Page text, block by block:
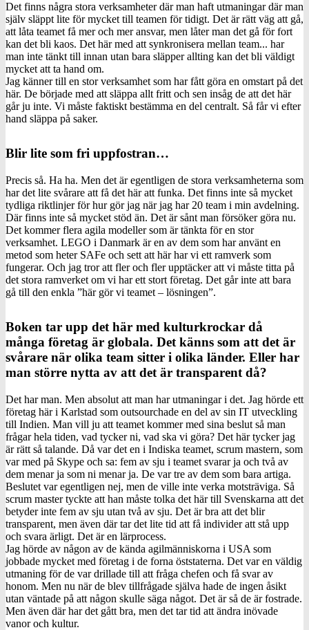
Det finns några stora verksamheter där man haft utmaningar där man
själv släppt lite för mycket till teamen för tidigt. Det är rätt väg att gå,
att låta teamet få mer och mer ansvar, men låter man det gå för fort
kan det bli kaos. Det här med att synkronisera mellan team... har
man inte tänkt till innan utan bara släpper allting kan det bli väldigt
mycket att ta hand om.
Jag känner till en stor verksamhet som har fått göra en omstart på det
här. De började med att släppa allt fritt och sen insåg de att det här
går ju inte. Vi måste faktiskt bestämma en del centralt. Så får vi efter
hand släppa på saker.
Blir lite som fri uppfostran…
Precis så. Ha ha. Men det är egentligen de stora verksamheterna som
har det lite svårare att få det här att funka. Det finns inte så mycket
tydliga riktlinjer för hur gör jag när jag har 20 team i min avdelning.
Där finns inte så mycket stöd än. Det är sånt man försöker göra nu.
Det kommer flera agila modeller som är tänkta för en stor
verksamhet. LEGO i Danmark är en av dem som har använt en
metod som heter SAFe och sett att här har vi ett ramverk som
fungerar. Och jag tror att fler och fler upptäcker att vi måste titta på
det stora ramverket om vi har ett stort företag. Det går inte att bara
gå till den enkla ”här gör vi teamet – lösningen”.
Boken tar upp det här med kulturkrockar då
många företag är globala. Det känns som att det är
svårare när olika team sitter i olika länder. Eller har
man större nytta av att det är transparent då?
Det har man. Men absolut att man har utmaningar i det. Jag hörde ett
företag här i Karlstad som outsourchade en del av sin IT utveckling
till Indien. Man vill ju att teamet kommer med sina beslut så man
frågar hela tiden, vad tycker ni, vad ska vi göra? Det här tycker jag
är rätt så talande. Då var det en i Indiska teamet, scrum mastern, som
var med på Skype och sa: fem av sju i teamet svarar ja och två av
dem menar ja som ni menar ja. De var tre av dem som bara artiga.
Beslutet var egentligen nej, men de ville inte verka motsträviga. Så
scrum master tyckte att han måste tolka det här till Svenskarna att det
betyder inte fem av sju utan två av sju. Det är bra att det blir
transparent, men även där tar det lite tid att få individer att stå upp
och svara ärligt. Det är en lärprocess.
Jag hörde av någon av de kända agilmänniskorna i USA som
jobbade mycket med företag i de forna öststaterna. Det var en väldig
utmaning för de var drillade till att fråga chefen och få svar av
honom. Men nu när de blev tillfrågade själva hade de ingen åsikt
utan väntade på att någon skulle säga något. Det är så de är fostrade.
Men även där har det gått bra, men det tar tid att ändra inövade
vanor och kultur.